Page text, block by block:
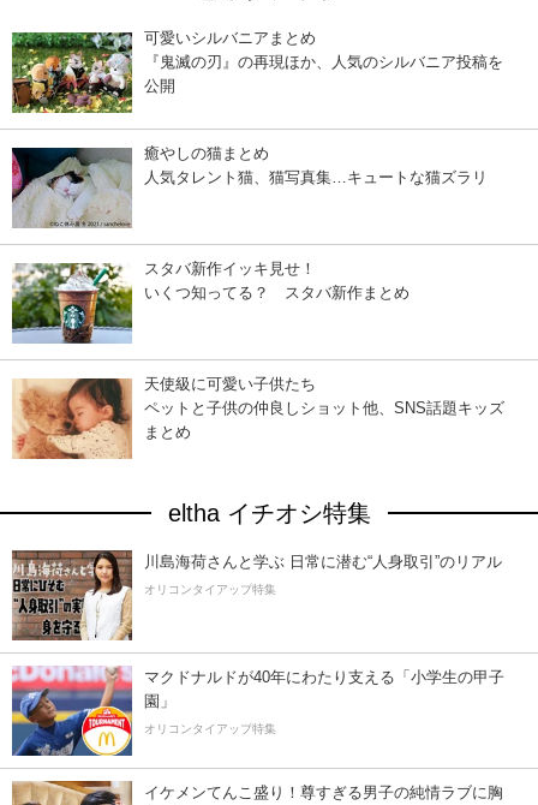
可愛いシルバニアまとめ
『鬼滅の刃』の再現ほか、人気のシルバニア投稿を
公開
癒やしの猫まとめ
人気タレント猫、猫写真集…キュートな猫ズラリ
スタバ新作イッキ見せ！
いくつ知ってる？ スタバ新作まとめ
天使級に可愛い子供たち
ペットと子供の仲良しショット他、SNS話題キッズ
まとめ
eltha イチオシ特集
川島海荷さんと学ぶ 日常に潜む“人身取引”のリアル
オリコンタイアップ特集
マクドナルドが40年にわたり支える「小学生の甲子
園」
オリコンタイアップ特集
イケメンてんこ盛り！尊すぎる男子の純情ラブに胸